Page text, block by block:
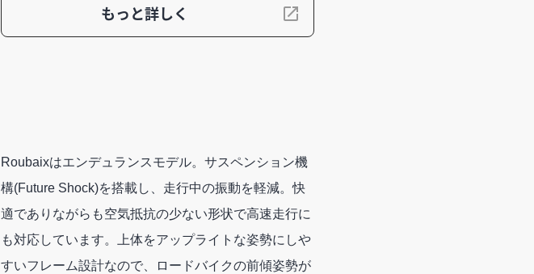
もっと詳しく
Roubaixはエンデュランスモデル。サスペンション機
構(Future Shock)を搭載し、走行中の振動を軽減。快
適でありながらも空気抵抗の少ない形状で高速走行に
も対応しています。上体をアップライトな姿勢にしや
すいフレーム設計なので、ロードバイクの前傾姿勢が